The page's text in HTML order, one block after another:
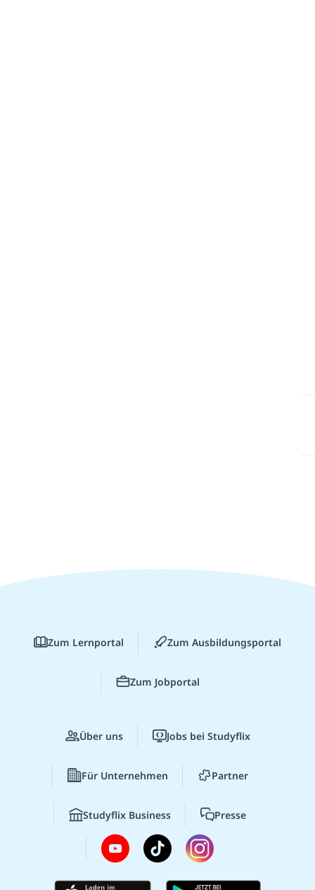
Zum Lernportal Zum Ausbildungsportal
Zum Jobportal
Über uns Jobs bei Studyflix
Für Unternehmen Partner
Studyflix Business Presse